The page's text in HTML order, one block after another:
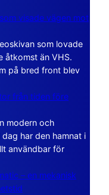
visade vägen mot
som lovade
åtkomst än VHS.
på bred front blev
från tiden före
modern och
har den hamnat i
användbar för
– en mekanisk